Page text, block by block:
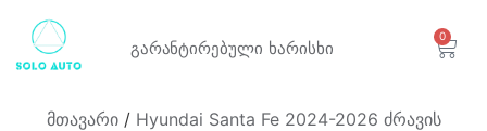
გარანტირებული ხარისხი
0
მთავარი/ Hyundai Santa Fe 2024-2026 ძრავის